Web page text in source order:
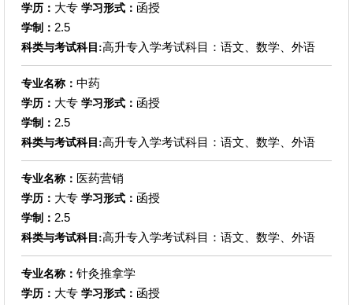
学历： 大专 学习形式： 函授
学制： 2.5
科类与考试科目:高升专入学考试科目：语文、数学、外语
专业名称： 中药
学历： 大专 学习形式： 函授
学制： 2.5
科类与考试科目:高升专入学考试科目：语文、数学、外语
专业名称： 医药营销
学历： 大专 学习形式： 函授
学制： 2.5
科类与考试科目:高升专入学考试科目：语文、数学、外语
专业名称： 针灸推拿学
学历： 大专 学习形式： 函授